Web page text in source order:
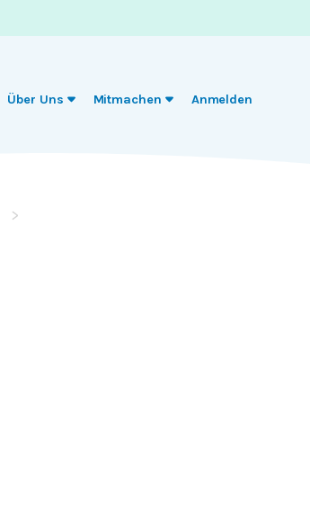
Über Uns Mitmachen Anmelden